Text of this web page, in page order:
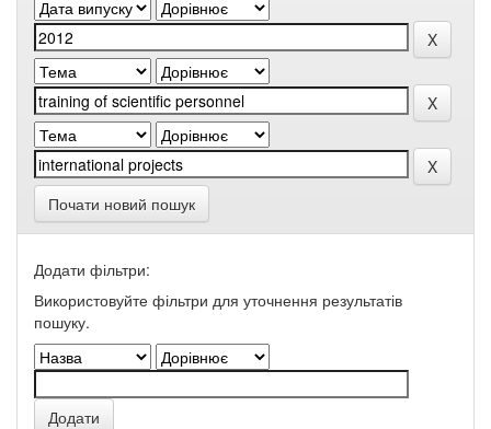
Почати новий пошук
Додати фільтри:
Використовуйте фільтри для уточнення результатів
пошуку.